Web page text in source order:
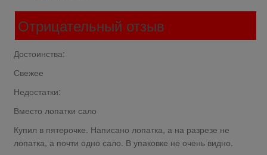
Отрицательный отзыв
Достоинства:
Свежее
Недостатки:
Вместо лопатки сало
Купил в пятерочке. Написано лопатка, а на разрезе не
лопатка, а почти одно сало. В упаковке не очень видно.